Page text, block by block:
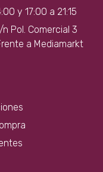
y 17:00 a 21:15
n Pol. Comercial 3
a Mediamarkt